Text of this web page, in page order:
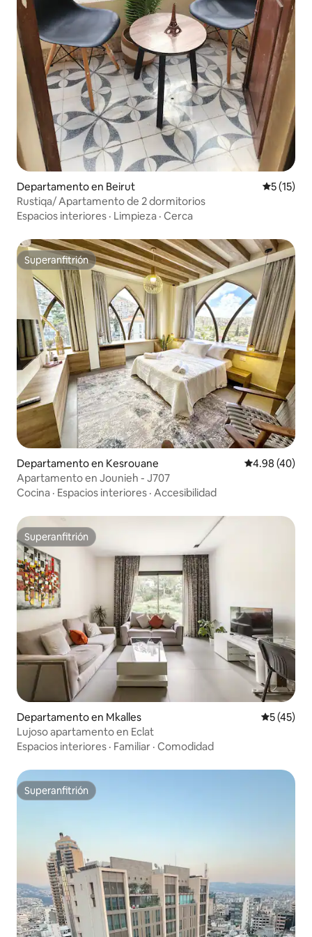
Departamento en Beirut
5 (15)
Rustiqa/ Apartamento de 2 dormitorios
Espacios interiores · Limpieza · Cerca
Superanfitrión
Superanfitrión
Departamento en Kesrouane Calificación
4.98 (40)
Apartamento en Jounieh - J707
Cocina · Espacios interiores · Accesibilidad
Superanfitrión
Superanfitrión
Departamento en Mkalles
5 (45)
Lujoso apartamento en Eclat
Espacios interiores · Familiar · Comodidad
Superanfitrión
Superanfitrión